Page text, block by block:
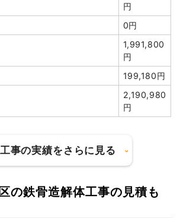
金額
102坪
42,869
4,372,650円
187,000円
去
53m² 3,268円
173,200円
27m² 2,622円
70,800円
102坪 2,985円
304,500円
円
0円
1,991,800
円
199,180円
2,190,980
円
事の実績をさらに見る
の鉄骨造解体工事の見積も